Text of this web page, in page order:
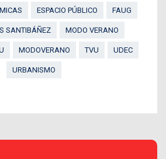
ESPACIO PÚBLICO FAUG
SANTIBÁÑEZ MODO VERANO
MODOVERANO TVU UDEC
URBANISMO